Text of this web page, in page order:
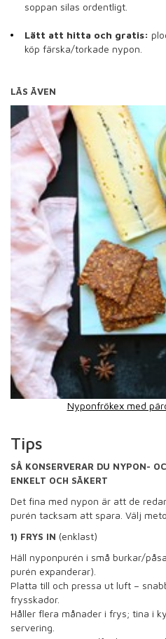
soppan silas ordentligt.
Lätt att hitta och gratis:
köp färska/torkade nypon.
LÄS ÄVEN
Nyponfrökex med
Tips
SÅ KONSERVERAR DU NYPON-
ENKELT OCH SÄKERT
Det fina med nypon är att de
purén tacksam att spara. Välj
1) FRYS IN (enklast)
Häll nyponpurén i små burkar/
purén expanderar).
Platta till och pressa ut luft –
frysskador.
Håller flera månader i frys; tina i
servering.